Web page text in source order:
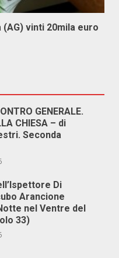
(AG) vinti 20mila euro
GENERALE.
CHIESA – di
Seconda
Di
Arancione
nel Ventre del
33)